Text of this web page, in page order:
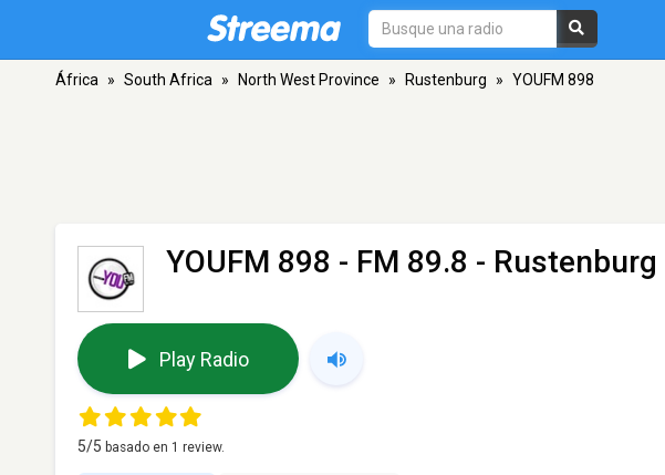
África » South Africa » North West Province » Rustenburg » YOUFM 898
YOUFM 898 - FM 89.8 - Rustenburg
Play Radio
5/5 basado en 1 review.